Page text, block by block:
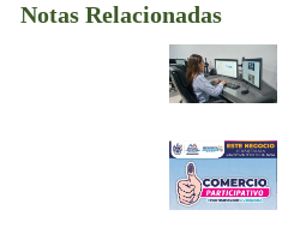
Notas Relacionadas